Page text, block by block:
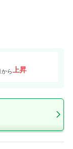
から 上昇